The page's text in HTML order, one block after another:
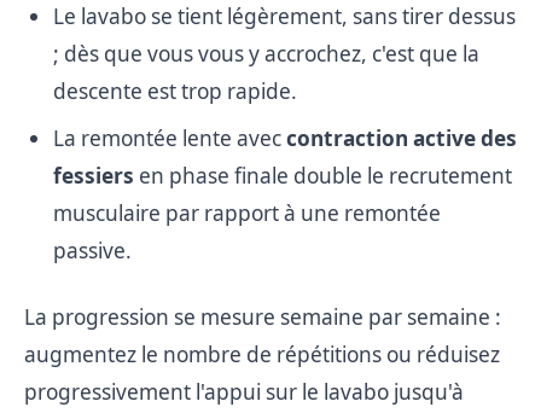
Le lavabo se tient légèrement, sans tirer dessus
; dès que vous vous y accrochez, c'est que la
descente est trop rapide.
La remontée lente aveccontraction active des
fessiers en phase finale double le recrutement
musculaire par rapport à une remontée
passive.
La progression se mesure semaine par semaine :
augmentez le nombre de répétitions ou réduisez
progressivement l'appui sur le lavabo jusqu'à